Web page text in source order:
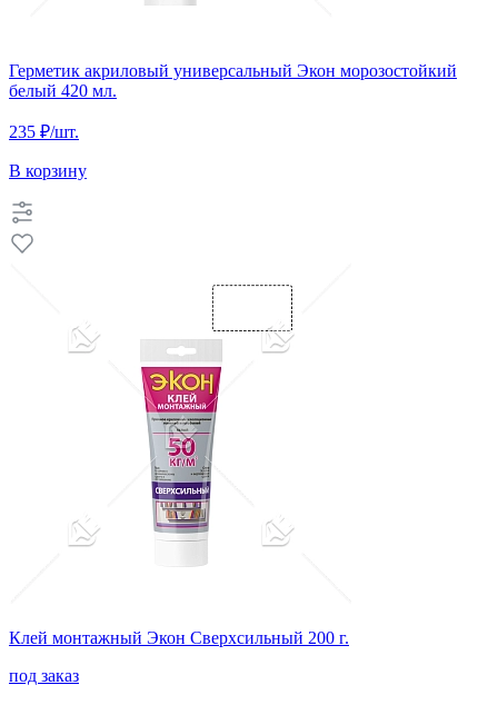
Герметик акриловый универсальный Экон морозостойкий
белый 420 мл.
235 ₽/шт.
В корзину
Клей монтажный Экон Сверхсильный 200 г.
под заказ